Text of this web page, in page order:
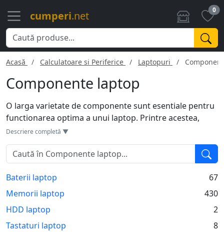
cumperi.net 0
Acasă Calculatoare si Periferice Laptopuri
Componente laptop
O larga varietate de componente sunt esentiale pentru
functionarea optima a unui laptop. Printre acestea,
procesorul joaca un rol crucial, determinand viteza si
eficienta sistemului. Memoria RAM asigura
multitasking-ul eficient, iar unitatea de stocare, fie ea
HDD sau SSD, influenteaza timpul de incarcare si
accesul la date. Placa de baza conecteaza toate
componentele intre ele, iar placa video este vitala
pentru sarcinile grafice intensive. Ecranul, tastatura si
touchpad-ul sunt elemente de interactiune directa cu
utilizatorul. Bateria asigura portabilitatea dispozitivului,
Descriere completă ▼
Baterii laptop
67
Memorii laptop
430
HDD laptop
2
Tastaturi laptop
8